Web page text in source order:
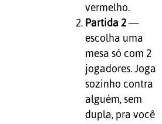
vermelho.
Partida 2—
escolha uma
mesa só com 2
jogadores. Joga
sozinho contra
alguém, sem
dupla, pra você